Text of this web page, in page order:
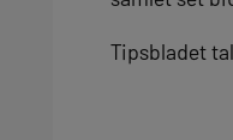
Tipsbladet